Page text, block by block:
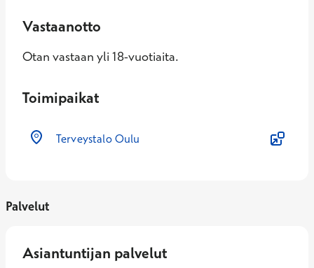
Vastaanotto
Otan vastaan yli 18-vuotiaita.
Toimipaikat
Terveystalo Oulu
Palvelut
Asiantuntijan palvelut